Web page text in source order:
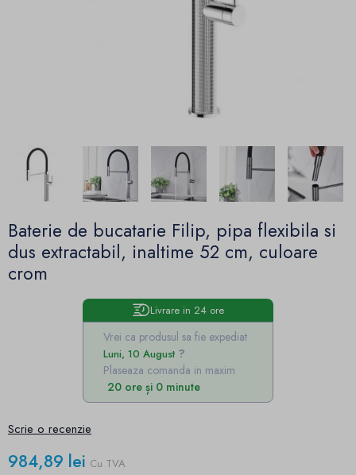
Baterie de bucatarie Filip, pipa flexibila si
dus extractabil, inaltime 52 cm, culoare
crom
Livrare in 24 ore
Vrei ca produsul sa fie expediat
Luni, 10 August
Plaseaza comanda in maxim
20 ore și 0 minute
Scrie o recenzie
984,89 lei Cu TVA